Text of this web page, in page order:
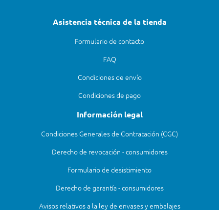
Asistencia técnica de la tienda
Formulario de contacto
FAQ
Condiciones de envío
Condiciones de pago
Información legal
Condiciones Generales de Contratación (CGC)
Derecho de revocación - consumidores
Formulario de desistimiento
Derecho de garantía - consumidores
Avisos relativos a la ley de envases y embalajes